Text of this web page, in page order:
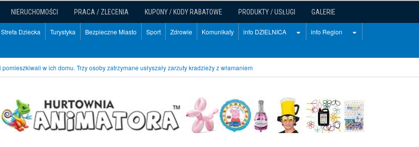
NIERUCHOMOŚCI PRACA / ZLECENIA KUPONY / KODY RABATOWE PRODUKTY / USŁUGI GALERIE
Strefa Dziecka Turystyka Bezpieczne Miasto Sport Zdrowie Komunikaty info DZIELNICA info Region
w ich domu. Trzy osoby zatrzymane usłyszały zarzuty kradzieży z włamaniem